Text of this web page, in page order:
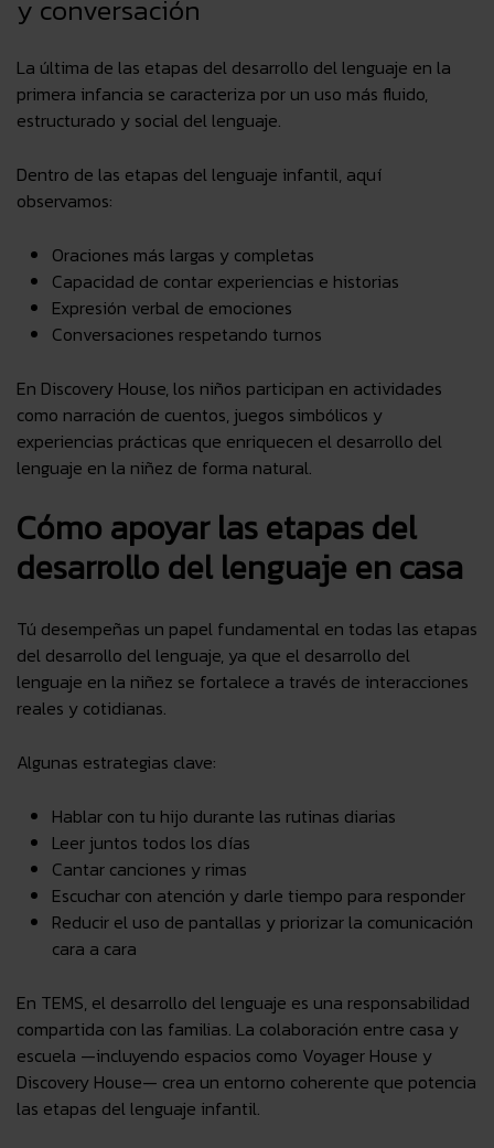
y conversación
La última de las etapas del desarrollo del lenguaje en la
primera infancia se caracteriza por un uso más fluido,
estructurado y social del lenguaje.
Dentro de las etapas del lenguaje infantil, aquí
observamos:
Oraciones más largas y completas
Capacidad de contar experiencias e historias
Expresión verbal de emociones
Conversaciones respetando turnos
En Discovery House, los niños participan en actividades
como narración de cuentos, juegos simbólicos y
experiencias prácticas que enriquecen el desarrollo del
lenguaje en la niñez de forma natural.
Cómo apoyar las etapas del
desarrollo del lenguaje en casa
Tú desempeñas un papel fundamental en todas las etapas
del desarrollo del lenguaje, ya que el desarrollo del
lenguaje en la niñez se fortalece a través de interacciones
reales y cotidianas.
Algunas estrategias clave:
Hablar con tu hijo durante las rutinas diarias
Leer juntos todos los días
Cantar canciones y rimas
Escuchar con atención y darle tiempo para responder
Reducir el uso de pantallas y priorizar la comunicación
cara a cara
En TEMS, el desarrollo del lenguaje es una responsabilidad
compartida con las familias. La colaboración entre casa y
escuela —incluyendo espacios como Voyager House y
Discovery House— crea un entorno coherente que potencia
las etapas del lenguaje infantil.